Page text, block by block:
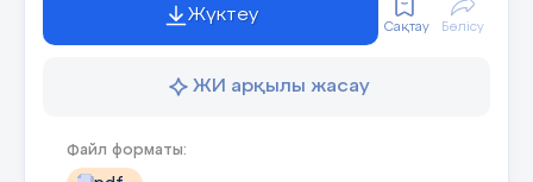
Музыкалық шығармаларды жасауға арналған
генеративті жасанды интеллектке негізделген
бағдарлама. Suno 2023 жылдың 20
қосқаннан кейін және Suno-ны Microsoft
болды.
Жүктеу
Сақтау Бөлісу
ЖИ арқылы жасау
Файл форматы: